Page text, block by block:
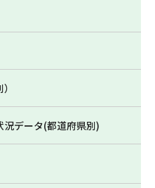
データ(都道府県別)